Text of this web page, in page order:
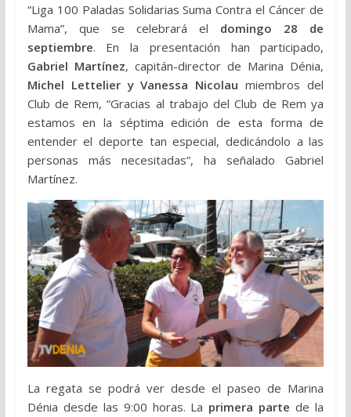
“Liga 100 Paladas Solidarias Suma Contra el Cáncer de
Mama”, que se celebrará el domingo 28 de
septiembre. En la presentación han participado,
Gabriel Martínez, capitán-director de Marina Dénia,
Michel Lettelier y Vanessa Nicolau miembros del
Club de Rem, “Gracias al trabajo del Club de Rem ya
estamos en la séptima edición de esta forma de
entender el deporte tan especial, dedicándolo a las
personas más necesitadas”, ha señalado Gabriel
Martínez.
La regata se podrá ver desde el paseo de Marina
Dénia desde las 9:00 horas. La primera parte de la